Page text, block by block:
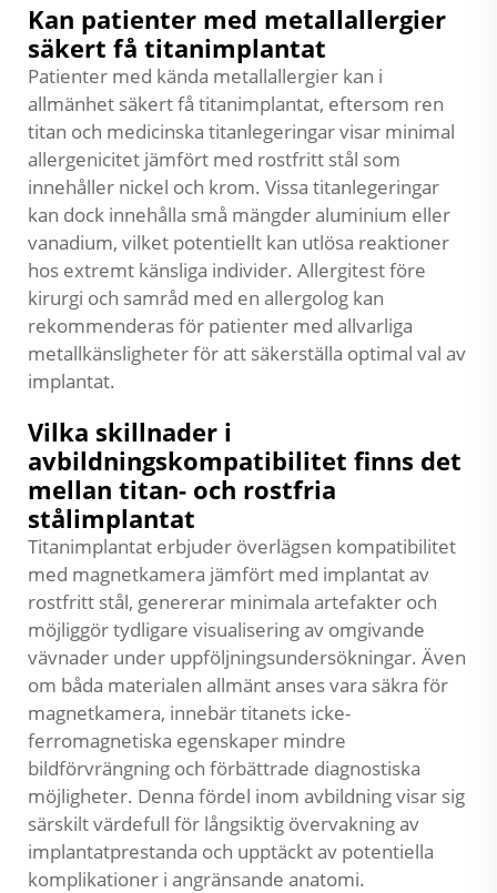
Kan patienter med metallallergier
säkert få titanimplantat
Patienter med kända metallallergier kan i
allmänhet säkert få titanimplantat, eftersom ren
titan och medicinska titanlegeringar visar minimal
allergenicitet jämfört med rostfritt stål som
innehåller nickel och krom. Vissa titanlegeringar
kan dock innehålla små mängder aluminium eller
vanadium, vilket potentiellt kan utlösa reaktioner
hos extremt känsliga individer. Allergitest före
kirurgi och samråd med en allergolog kan
rekommenderas för patienter med allvarliga
metallkänsligheter för att säkerställa optimal val av
implantat.
Vilka skillnader i
avbildningskompatibilitet finns det
mellan titan- och rostfria
stålimplantat
Titanimplantat erbjuder överlägsen kompatibilitet
med magnetkamera jämfört med implantat av
rostfritt stål, genererar minimala artefakter och
möjliggör tydligare visualisering av omgivande
vävnader under uppföljningsundersökningar. Även
om båda materialen allmänt anses vara säkra för
magnetkamera, innebär titanets icke-
ferromagnetiska egenskaper mindre
bildförvrängning och förbättrade diagnostiska
möjligheter. Denna fördel inom avbildning visar sig
särskilt värdefull för långsiktig övervakning av
implantatprestanda och upptäckt av potentiella
komplikationer i angränsande anatomi.